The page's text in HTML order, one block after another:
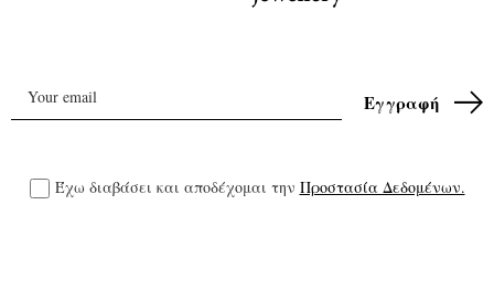
Έχω διαβάσει και αποδέχομαι την Προστασία Δεδομένων.